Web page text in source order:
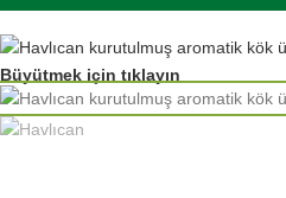
Büyütmek için tıklayın